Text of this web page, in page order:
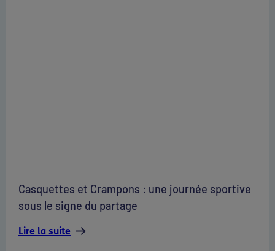
Casquettes et Crampons : une journée sportive
sous le signe du partage
Lire la suite